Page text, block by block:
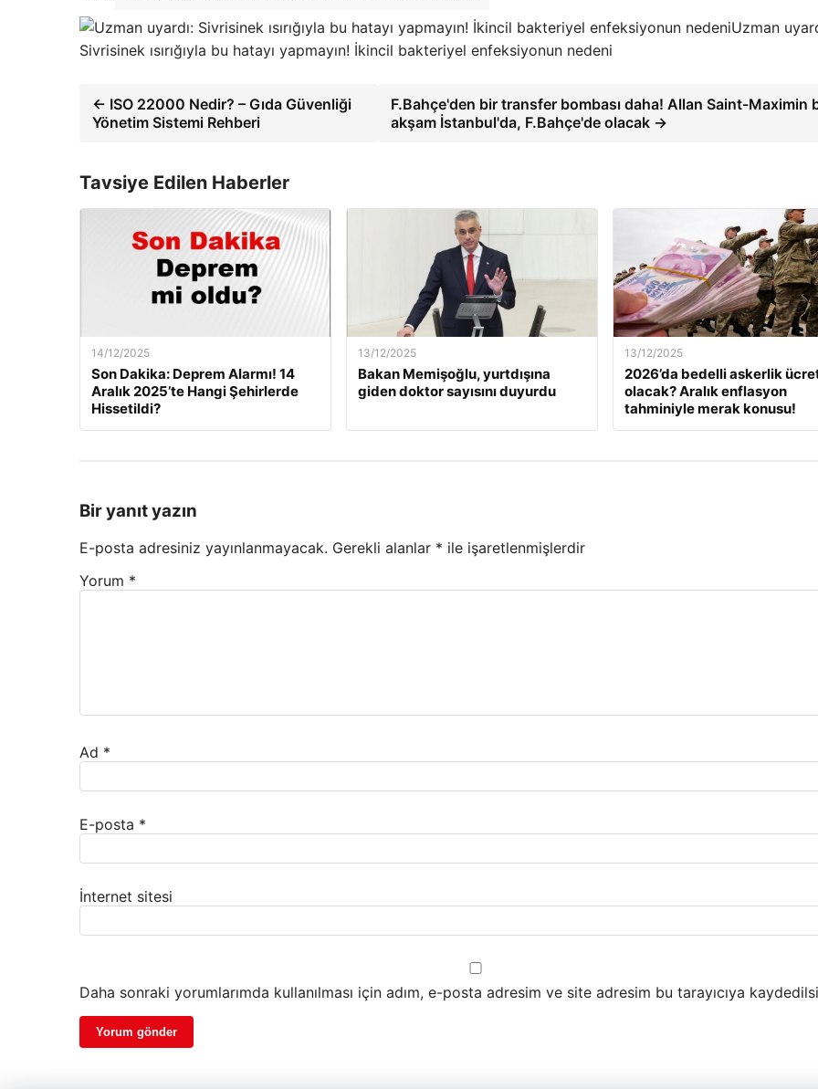
Uzman
Sivrisinek ısırığıyla bu hatayı yapmayın! İkincil bakteriyel enfeksiyonun nedeni
← ISO 22000 Nedir? – Gıda Güvenliği
Yönetim Sistemi Rehberi
F.Bahçe'den bir transfer bombası daha! Allan Saint-Maximin
akşam İstanbul'da, F.Bahçe'de olacak →
Tavsiye Edilen Haberler
14/12/2025
Son Dakika: Deprem Alarmı! 14
Aralık 2025’te Hangi Şehirlerde
Hissetildi?
13/12/2025
Bakan Memişoğlu, yurtdışına
giden doktor sayısını duyurdu
13/12/2025
2026’da bedelli askerlik
olacak? Aralık enflasyon
tahminiyle merak konusu!
Bir yanıt yazın
E-posta adresiniz yayınlanmayacak. Gerekli alanlar * ile işaretlenmişlerdir
Yorum *
Ad *
E-posta *
İnternet sitesi
Daha sonraki yorumlarımda kullanılması için adım, e-posta adresim ve site adresim bu tarayıcıya